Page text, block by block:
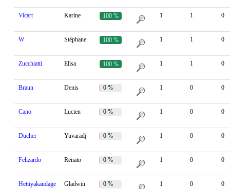
Vicart Karine 100 % 1 1 0
W Stéphane 100 % 1 1 0
Zucchiatti Elisa 100 % 1 1 0
Braun Denis 0 % 1 0 0
Cano Lucien 0 % 1 0 0
Ducher Yuvaradj 0 % 1 0 0
Felizardo Renato 0 % 1 0 0
Hettiyakandage Gladwin 0 % 1 0 0